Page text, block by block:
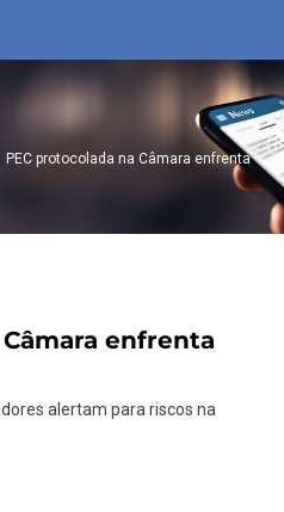
PEC protocolada na Câmara enfrenta
enfrenta
alertam para riscos na